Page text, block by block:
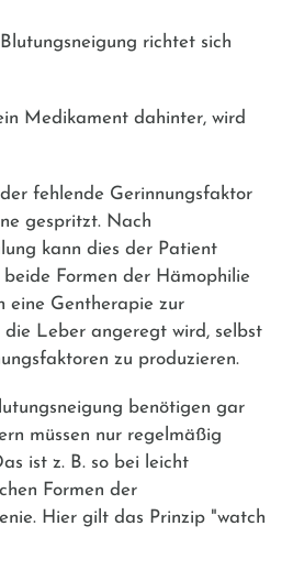
richtet sich
Medikament dahinter, wird
fehlende Gerinnungsfaktor
gespritzt. Nach
kann dies der Patient
beide Formen der Hämophilie
eine Gentherapie zur
die Leber angeregt wird, selbst
zu produzieren.
benötigen gar
müssen nur regelmäßig
ist z. B. so bei leicht
Formen der
Hier gilt das Prinzip "watch